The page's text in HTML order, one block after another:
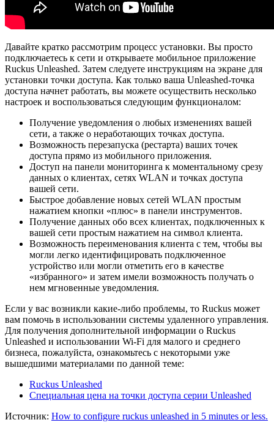
Давайте кратко рассмотрим процесс установки. Вы просто
подключаетесь к сети и открываете мобильное приложение
Ruckus Unleashed. Затем следуете инструкциям на экране для
установки точки доступа. Как только ваша Unleashed-точка
доступа начнет работать, вы можете осуществить несколько
настроек и воспользоваться следующим функционалом:
Получение уведомления о любых изменениях вашей
сети, а также о неработающих точках доступа.
Возможность перезапуска (рестарта) ваших точек
доступа прямо из мобильного приложения.
Доступ на панели мониторинга к моментальному срезу
данных о клиентах, сетях WLAN и точках доступа
вашей сети.
Быстрое добавление новых сетей WLAN простым
нажатием кнопки «плюс» в панели инструментов.
Получение данных обо всех клиентах, подключенных к
вашей сети простым нажатием на символ клиента.
Возможность переименования клиента с тем, чтобы вы
могли легко идентифицировать подключенное
устройство или могли отметить его в качестве
«избранного» и затем имели возможность получать о
нем мгновенные уведомления.
Если у вас возникли какие-либо проблемы, то Ruckus может
вам помочь в использовании системы удаленного управления.
Для получения дополнительной информации о Ruckus
Unleashed и использовании Wi-Fi для малого и среднего
бизнеса, пожалуйста, ознакомьтесь с некоторыми уже
вышедшими материалами по данной теме:
Ruckus Unleashed
Специальная цена на точки доступа серии Unleashed
Источник: How to configure ruckus unleashed in 5 minutes or less.